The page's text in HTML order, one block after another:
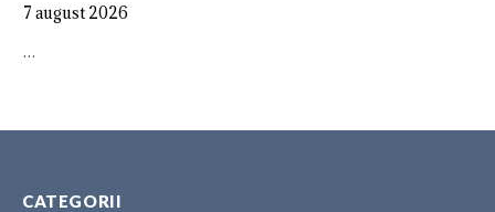
7 august 2026
…
CATEGORII